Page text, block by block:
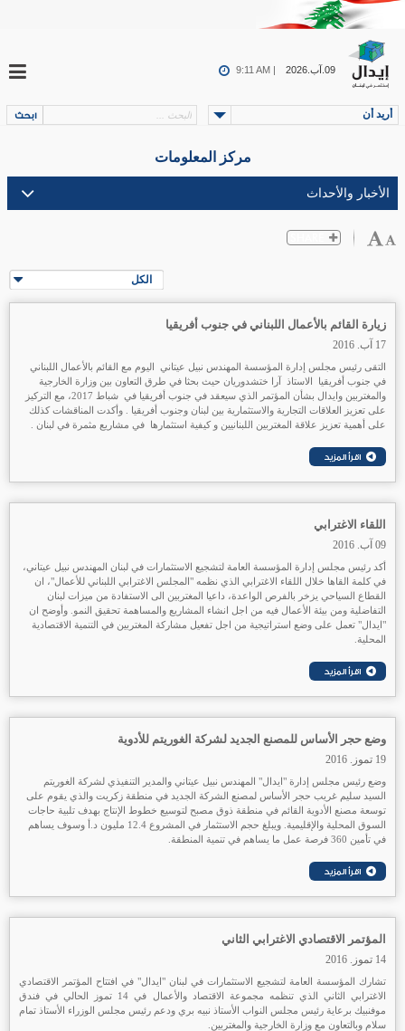
09.آب.2026 9:11 AM |
أريد أن
مركز المعلومات
الكل
زيارة القائم بالأعمال اللبناني في جنوب أفريقيا
17 آب. 2016
التقى رئيس مجلس إدارة المؤسسة المهندس نبيل عيتاني اليوم مع القائم بالأعمال اللبناني
في جنوب أفريقيا الاستاذ آرا ختشدوريان حيث بحثا في طرق التعاون بين وزارة الخارجية
والمغتربين وايدال بشأن المؤتمر الذي سيعقد في جنوب أفريقيا في شباط 2017، مع التركيز
على تعزيز العلاقات التجارية والاستثمارية بين لبنان وجنوب أفريقيا . وأكدت المناقشات كذلك
على أهمية تعزيز علاقة المغتربين اللبنانيين و كيفية استثمارها في مشاريع مثمرة في لبنان .
اللقاء الاغترابي
09 آب. 2016
أكد رئيس مجلس إدارة المؤسسة العامة لتشجيع الاستثمارات في لبنان المهندس نبيل عيتاني،
في كلمة القاها خلال اللقاء الاغترابي الذي نظمه "المجلس الاغترابي اللبناني للأعمال"، ان
القطاع السياحي يزخر بالفرص الواعدة، داعيا المغتربين الى الاستفادة من ميزات لبنان
التفاضلية ومن بيئة الأعمال فيه من اجل انشاء المشاريع والمساهمة تحقيق النمو. وأوضح ان
"ايدال" تعمل على وضع استراتيجية من اجل تفعيل مشاركة المغتربين في التنمية الاقتصادية
المحلية.
وضع حجر الأساس للمصنع الجديد لشركة الغوريتم للأدوية
19 تموز. 2016
وضع رئيس مجلس إدارة "ايدال" المهندس نبيل عيتاني والمدير التنفيذي لشركة الغوريتم
السيد سليم غريب حجر الأساس لمصنع الشركة الجديد في منطقة زكريت والذي يقوم على
توسعة مصنع الأدوية القائم في منطقة ذوق مصبح لتوسيع خطوط الإنتاج بهدف تلبية حاجات
السوق المحلية والإقليمية. ويبلغ حجم الاستثمار في المشروع 12.4 مليون د.أ وسوف يساهم
في تأمين 360 فرصة عمل ما يساهم في تنمية المنطقة.
المؤتمر الاقتصادي الاغترابي الثاني
14 تموز. 2016
تشارك المؤسسة العامة لتشجيع الاستثمارات في لبنان "ايدال" في افتتاح المؤتمر الاقتصادي
الاغترابي الثاني الذي تنظمه مجموعة الاقتصاد والأعمال في 14 تموز الحالي في فندق
موفنبيك برعاية رئيس مجلس النواب الأستاذ نبيه بري ودعم رئيس مجلس الوزراء الأستاذ تمام
سلام وبالتعاون مع وزارة الخارجية والمغتربين.